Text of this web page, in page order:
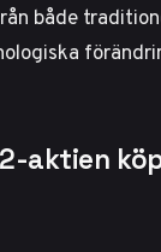
både
aktien